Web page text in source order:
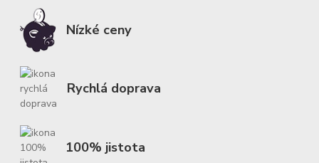
Nízké ceny
Rychlá doprava
100% jistota